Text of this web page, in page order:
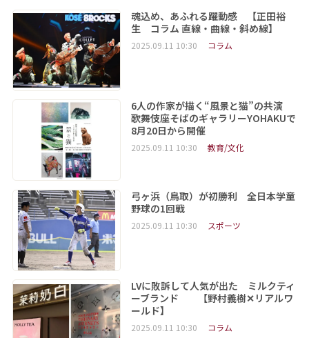
魂込め、あふれる躍動感 【正田裕
生 コラム 直線・曲線・斜め線】
2025.09.11 10:30 コラム
6人の作家が描く“風景と猫”の共演
歌舞伎座そばのギャラリーYOHAKUで
8月20日から開催
2025.09.11 10:30 教育/文化
弓ヶ浜（鳥取）が初勝利 全日本学童
野球の1回戦
2025.09.11 10:30 スポーツ
LVに敗訴して人気が出た ミルクティ
ーブランド 【野村義樹✕リアルワ
ールド】
2025.09.11 10:30 コラム